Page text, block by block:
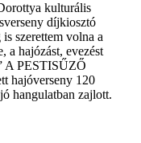
kulturális
díjkiosztó
szerettem volna a
a hajózást, evezést
A PESTISŰZŐ
hajóverseny 120
hangulatban zajlott.